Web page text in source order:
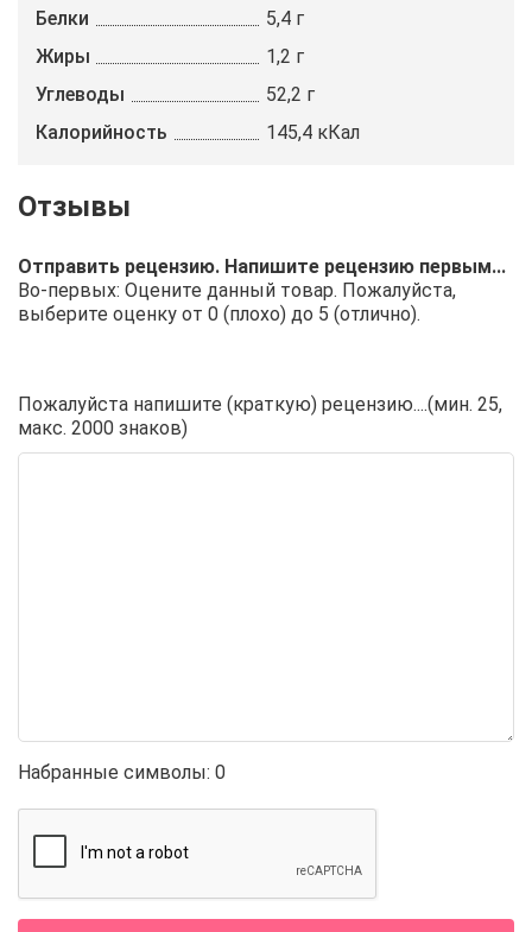
Белки
5,4 г
Жиры
1,2 г
Углеводы
52,2 г
Калорийность
145,4 кКал
Отправить рецензию. Напишите рецензию первым...
Во-первых: Оцените данный товар. Пожалуйста,
выберите оценку от 0 (плохо) до 5 (отлично).
Пожалуйста напишите (краткую) рецензию....(мин. 25,
макс. 2000 знаков)
Набранные символы: 0